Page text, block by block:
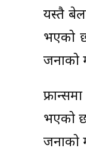
यस्तै
भएको
जनाको
भएको
जनाको